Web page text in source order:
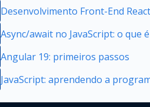
Desenvolvimento Front-End React
Async/await no JavaScript: o que
Angular 19: primeiros passos
JavaScript: aprendendo a